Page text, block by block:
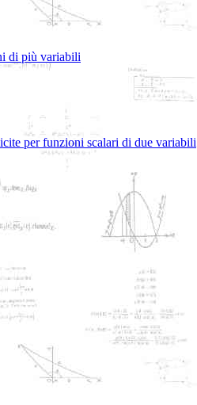
di più variabili
per funzioni scalari di due variabili